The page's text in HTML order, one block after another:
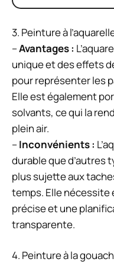
3. Peinture à
–Avantages :
unique et des effets
pour représenter les
Elle est également
solvants, ce qui la
plein air.
–Inconvénients :
durable que d’autres
plus sujette aux
temps. Elle
précise et une
transparente.
4. Peinture à la